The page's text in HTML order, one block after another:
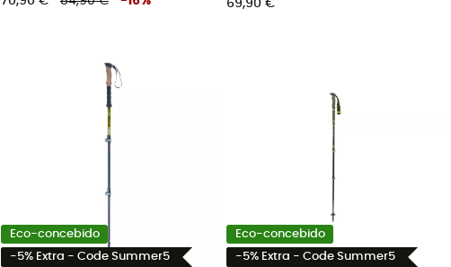
69,90 €
Eco-concebido
-5% Extra - Code Summer5
Eco-concebido
-5% Extra - Code Summer5